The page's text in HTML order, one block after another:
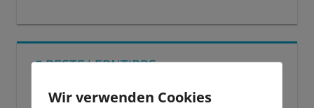
5 BESTE LERNTIPPS
Video-
Wir verwenden Cookies